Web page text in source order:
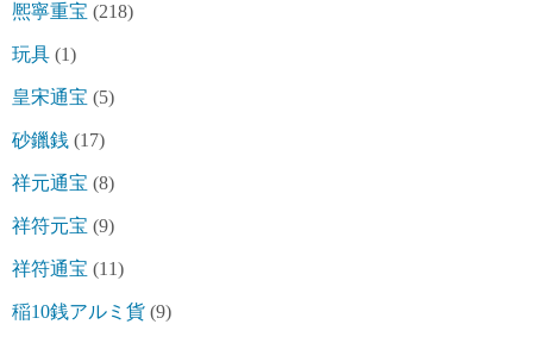
熈寧重宝 (218)
玩具 (1)
皇宋通宝 (5)
砂鑞銭 (17)
祥元通宝 (8)
祥符元宝 (9)
祥符通宝 (11)
稲10銭アルミ貨 (9)